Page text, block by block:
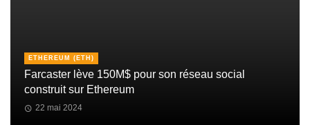
ETHEREUM (ETH)
Farcaster lève 150M$ pour son réseau social
construit sur Ethereum
22 mai 2024